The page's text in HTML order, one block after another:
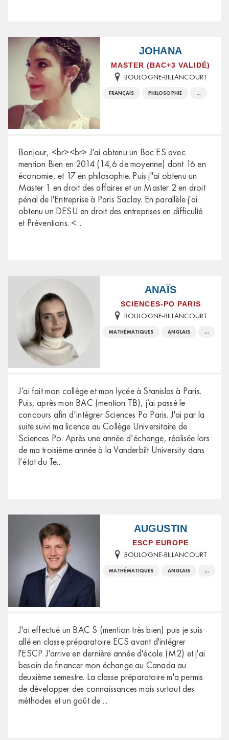
JOHANA
MASTER (BAC+3 VALIDÉ)
BOULOGNE-BILLANCOURT
FRANÇAIS PHILOSOPHIE ...
Bonjour, <br><br> J'ai obtenu un Bac ES avec
mention Bien en 2014 (14,6 de moyenne) dont 16 en
économie, et 17 en philosophie. Puis j''ai obtenu un
Master 1 en droit des affaires et un Master 2 en droit
pénal de l'Entreprise à Paris Saclay. En parallèle j'ai
obtenu un DESU en droit des entreprises en difficulté
et Préventions. <...
ANAÏS
SCIENCES-PO PARIS
BOULOGNE-BILLANCOURT
MATHÉMATIQUES ANGLAIS ...
J’ai fait mon collège et mon lycée à Stanislas à Paris.
Puis, après mon BAC (mention TB), j’ai passé le
concours afin d’intégrer Sciences Po Paris. J'ai par la
suite suivi ma licence au Collège Universitaire de
Sciences Po. Après une année d’échange, réalisée lors
de ma troisième année à la Vanderbilt University dans
l’état du Te...
AUGUSTIN
ESCP EUROPE
BOULOGNE-BILLANCOURT
MATHÉMATIQUES ANGLAIS ...
J'ai effectué un BAC S (mention très bien) puis je suis
allé en classe préparatoire ECS avant d'intégrer
l'ESCP. J'arrive en dernière année d'école (M2) et j'ai
besoin de financer mon échange au Canada au
deuxième semestre. La classe préparatoire m'a permis
de développer des connaissances mais surtout des
méthodes et un goût de ...